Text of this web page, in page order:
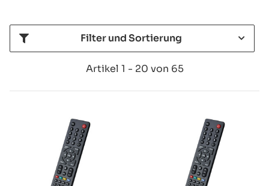
Filter und Sortierung
Artikel 1 - 20 von 65